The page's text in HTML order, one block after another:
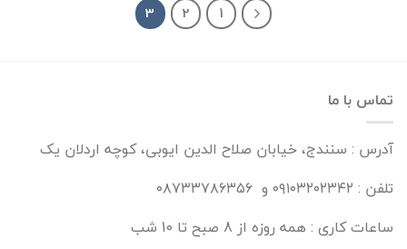
1
2
3
تماس با ما
آدرس : سنندج، خیابان صلاح الدین ایوبی، کوچه اردلان یک
تلفن : ۰۹۱۰۳۲۰۲۳۴۲ و ۰۸۷۳۳۷۸۶۳۵۶
ساعات کاری : همه روزه از 8 صبح تا 10 شب